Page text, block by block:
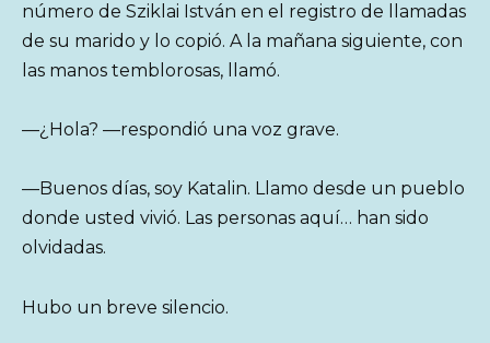
número de Sziklai István en el registro de llamadas
de su marido y lo copió. A la mañana siguiente, con
las manos temblorosas, llamó.
—¿Hola? —respondió una voz grave.
—Buenos días, soy Katalin. Llamo desde un pueblo
donde usted vivió. Las personas aquí… han sido
olvidadas.
Hubo un breve silencio.